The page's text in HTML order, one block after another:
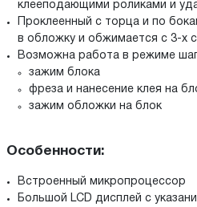
клееподающими роликами и
Проклеенный с торца и по
в обложку и обжимается с 3-х
Возможна работа в режиме
зажим блока
фреза и нанесение клея на
зажим обложки на блок
Особенности:
Встроенный микропроцессор
Большой LCD дисплей с